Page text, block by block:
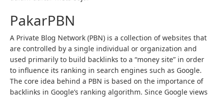
PakarPBN
A Private Blog Network (PBN) is a collection of websites that
are controlled by a single individual or organization and
used primarily to build backlinks to a “money site” in order
to influence its ranking in search engines such as Google.
The core idea behind a PBN is based on the importance of
backlinks in Google’s ranking algorithm. Since Google views